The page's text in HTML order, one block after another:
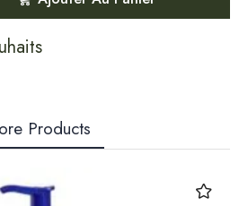
Products